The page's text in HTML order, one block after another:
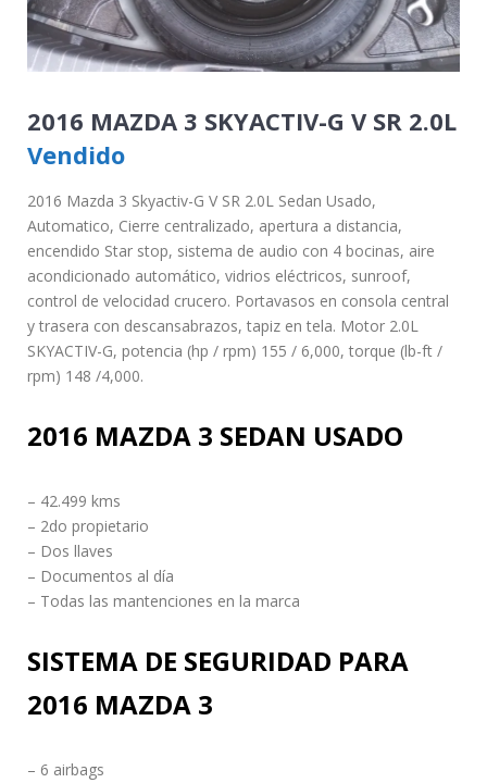
2016 MAZDA 3 SKYACTIV-G V SR 2.0L
Vendido
2016 Mazda 3 Skyactiv-G V SR 2.0L Sedan Usado,
Automatico, Cierre centralizado, apertura a distancia,
encendido Star stop, sistema de audio con 4 bocinas, aire
acondicionado automático, vidrios eléctricos, sunroof,
control de velocidad crucero. Portavasos en consola central
y trasera con descansabrazos, tapiz en tela. Motor 2.0L
SKYACTIV-G, potencia (hp / rpm) 155 / 6,000, torque (lb-ft /
rpm) 148 /4,000.
2016 MAZDA 3 SEDAN USADO
– 42.499 kms
– 2do propietario
– Dos llaves
– Documentos al día
– Todas las mantenciones en la marca
SISTEMA DE SEGURIDAD PARA
2016 MAZDA 3
– 6 airbags